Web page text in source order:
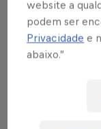
Embu das Artes-
O
único dentro
website a
podem ser
Privacidade e
abaixo.”